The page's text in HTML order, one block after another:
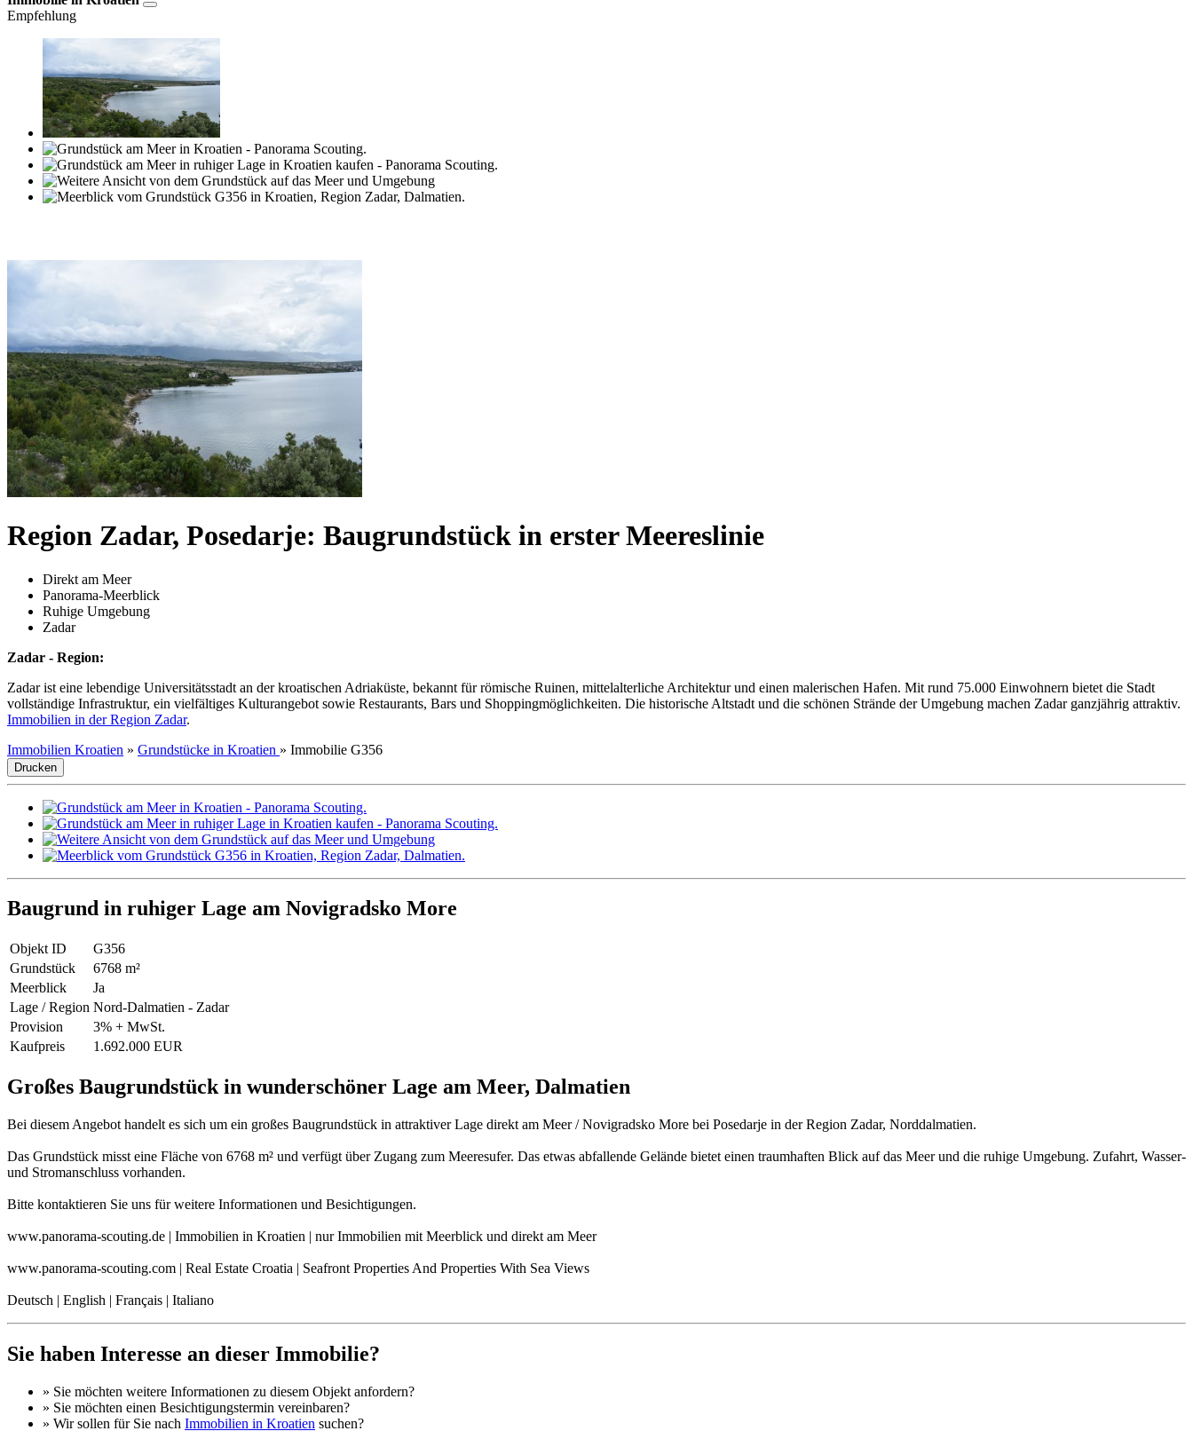
Empfehlung
Region Zadar, Posedarje: Baugrundstück in erster Meereslinie
Direkt am Meer
Panorama-Meerblick
Ruhige Umgebung
Zadar
Zadar - Region:
Zadar ist eine lebendige Universitätsstadt an der kroatischen Adriaküste, bekannt für römische Ruinen, mittelalterliche Architektur und einen malerischen Hafen. Mit rund 75.000 Einwohnern bietet die Stadt
vollständige Infrastruktur, ein vielfältiges Kulturangebot sowie Restaurants, Bars und Shoppingmöglichkeiten. Die historische Altstadt und die schönen Strände der Umgebung machen Zadar ganzjährig attraktiv.
Immobilien in der Region Zadar.
Immobilien Kroatien » Grundstücke in Kroatien » Immobilie G356
Drucken
Baugrund in ruhiger Lage am Novigradsko More
Objekt ID
G356
Grundstück
6768 m²
Meerblick
Ja
Lage / Region Nord-Dalmatien - Zadar
Provision
3% + MwSt.
Kaufpreis
1.692.000 EUR
Großes Baugrundstück in wunderschöner Lage am Meer, Dalmatien
Bei diesem Angebot handelt es sich um ein großes Baugrundstück in attraktiver Lage direkt am Meer / Novigradsko More bei Posedarje in der Region Zadar, Norddalmatien.
Das Grundstück misst eine Fläche von 6768 m² und verfügt über Zugang zum Meeresufer. Das etwas abfallende Gelände bietet einen traumhaften Blick auf das Meer und die ruhige Umgebung. Zufahrt, Wasser-
und Stromanschluss vorhanden.
Bitte kontaktieren Sie uns für weitere Informationen und Besichtigungen.
www.panorama-scouting.de | Immobilien in Kroatien | nur Immobilien mit Meerblick und direkt am Meer
www.panorama-scouting.com | Real Estate Croatia | Seafront Properties And Properties With Sea Views
Deutsch | English | Français | Italiano
Sie haben Interesse an dieser Immobilie?
» Sie möchten weitere Informationen zu diesem Objekt anfordern?
» Sie möchten einen Besichtigungstermin vereinbaren?
» Wir sollen für Sie nach Immobilien in Kroatien suchen?